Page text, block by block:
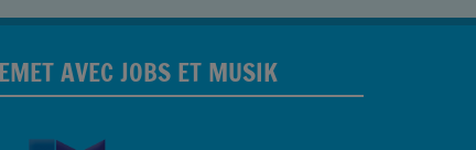
AVEC JOBS ET MUSIK